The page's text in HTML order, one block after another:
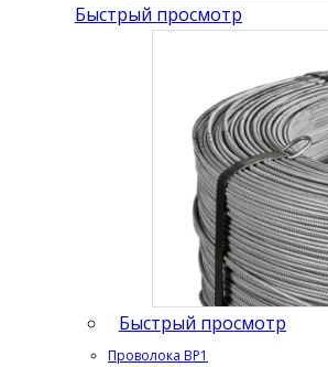
Быстрый просмотр
Быстрый просмотр
Проволока ВР1